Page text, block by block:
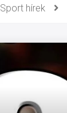
Sport hírek